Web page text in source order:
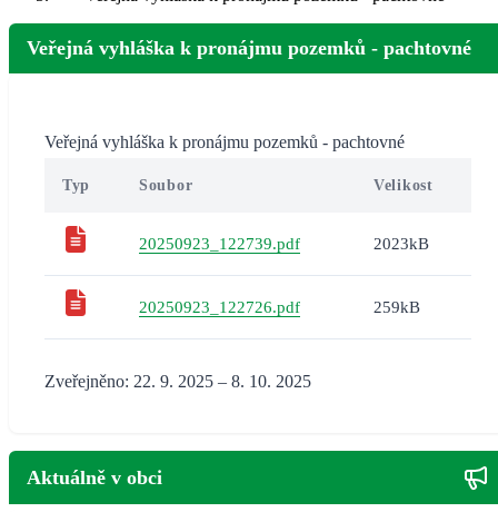
Veřejná vyhláška k pronájmu pozemků - pachtovné
Veřejná vyhláška k pronájmu pozemků - pachtovné
Typ Soubor Velikost
20250923_122739.pdf 2023kB
20250923_122726.pdf 259kB
Zveřejněno: 22. 9. 2025 – 8. 10. 2025
Aktuálně v obci